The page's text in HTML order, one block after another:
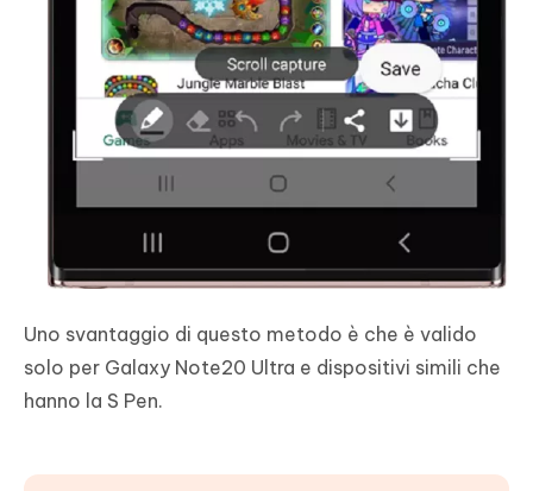
Uno svantaggio di questo metodo è che è valido
solo per Galaxy Note20 Ultra e dispositivi simili che
hanno la S Pen.